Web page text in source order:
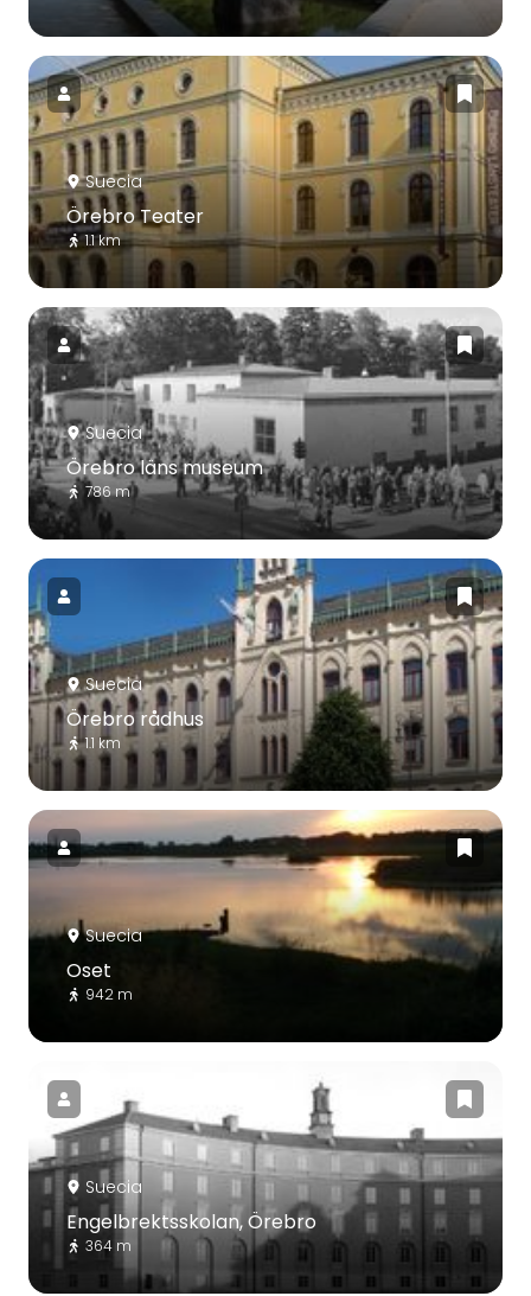
Suecia
Örebro Teater
1.1 km
Suecia
Örebro läns museum
786 m
Suecia
Örebro rådhus
1.1 km
Suecia
Oset
942 m
Suecia
Engelbrektsskolan, Örebro
364 m